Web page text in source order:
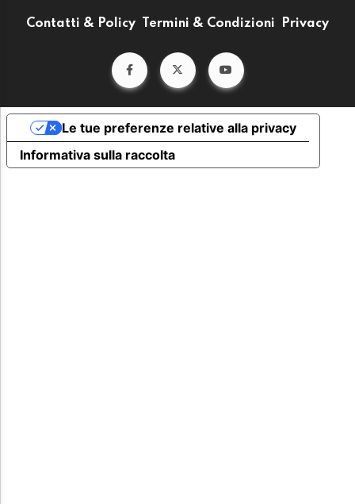
Contatti & Policy Termini & Condizioni Privacy
Informativa sulla raccolta
Le tue preferenze relative alla privacy